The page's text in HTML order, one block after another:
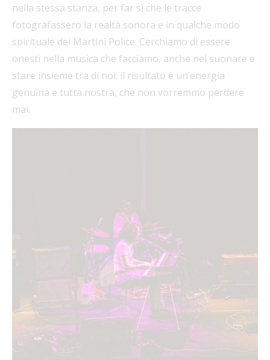
nella stessa stanza, per far sì che le tracce
fotografassero la realtà sonora e in qualche modo
spirituale dei Martini Police. Cerchiamo di essere
onesti nella musica che facciamo, anche nel suonare e
stare insieme tra di noi: il risultato è un’energia
genuina e tutta nostra, che non vorremmo perdere
mai.